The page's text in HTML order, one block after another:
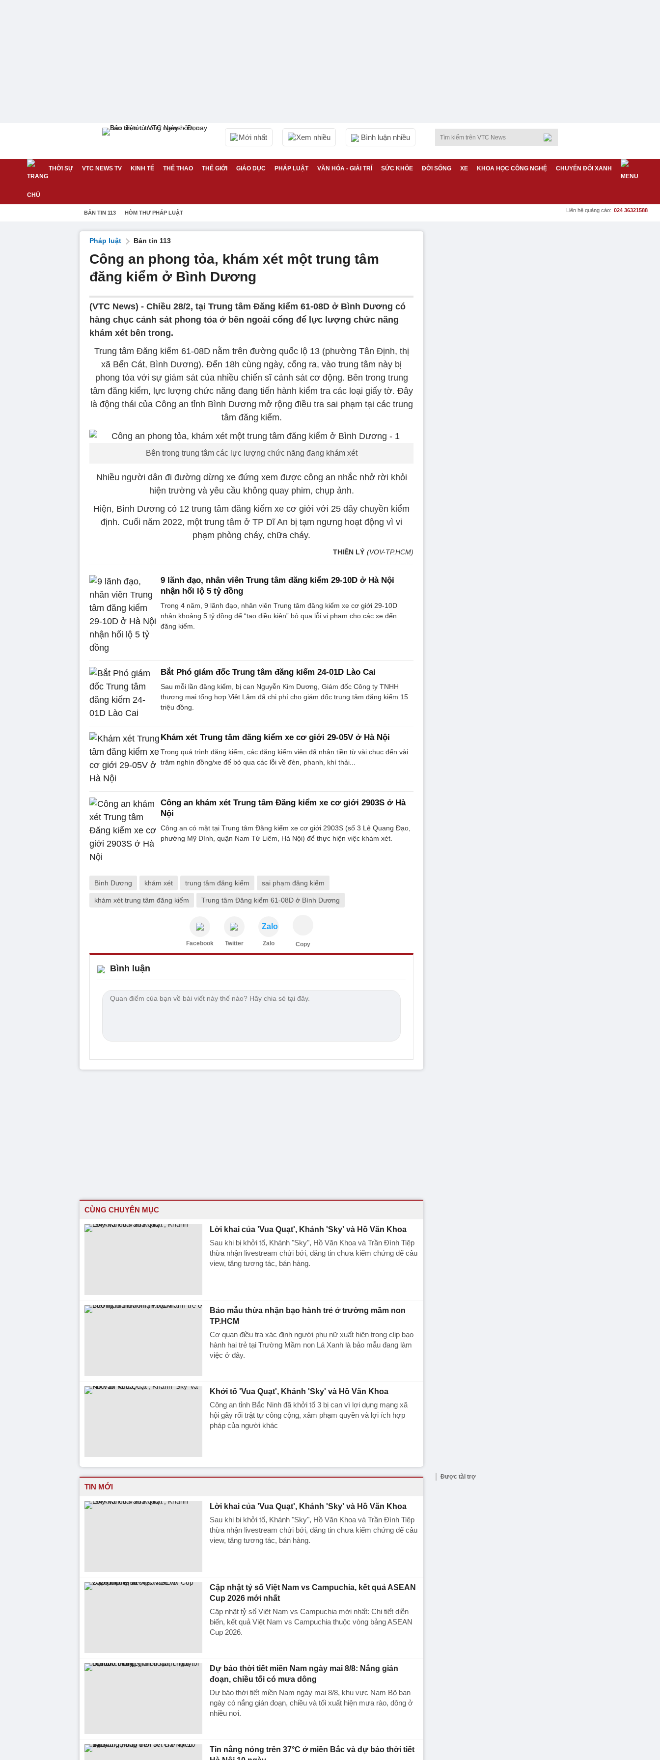
Mới nhất Xem nhiều Bình luận nhiều
THỜI SỰ VTC NEWS TV KINH TẾ THỂ THAO THẾ GIỚI GIÁO DỤC PHÁP LUẬT VĂN HÓA - GIẢI TRÍ SỨC KHỎE ĐỜI SỐNG XE KHOA HỌC CÔNG NGHỆ CHUYỂN ĐỔI XANH
BẢN TIN 113 HÒM THƯ PHÁP LUẬT Liên hệ quảng cáo: 024 36321588
Pháp luật Bản tin 113
Công an phong tỏa, khám xét một trung tâm
đăng kiểm ở Bình Dương
(VTC News) - Chiều 28/2, tại Trung tâm Đăng kiểm 61-08D ở Bình Dương có
hàng chục cảnh sát phong tỏa ở bên ngoài cổng để lực lượng chức năng
khám xét bên trong.
Trung tâm Đăng kiểm 61-08D nằm trên đường quốc lộ 13 (phường Tân Định, thị
xã Bến Cát, Bình Dương). Đến 18h cùng ngày, cổng ra, vào trung tâm này bị
phong tỏa với sự giám sát của nhiều chiến sĩ cảnh sát cơ động. Bên trong trung
tâm đăng kiểm, lực lượng chức năng đang tiến hành kiểm tra các loại giấy tờ. Đây
là động thái của Công an tỉnh Bình Dương mở rộng điều tra sai phạm tại các trung
tâm đăng kiểm.
Bên trong trung tâm các lực lượng chức năng đang khám xét
Nhiều người dân đi đường dừng xe đứng xem được công an nhắc nhở rời khỏi
hiện trường và yêu cầu không quay phim, chụp ảnh.
Hiện, Bình Dương có 12 trung tâm đăng kiểm xe cơ giới với 25 dây chuyền kiểm
định. Cuối năm 2022, một trung tâm ở TP Dĩ An bị tạm ngưng hoạt động vì vi
phạm phòng cháy, chữa cháy.
THIÊN LÝ (VOV-TP.HCM)
9 lãnh đạo, nhân viên Trung tâm đăng kiểm 29-10D ở Hà Nội
nhận hối lộ 5 tỷ đồng
Trong 4 năm, 9 lãnh đạo, nhân viên Trung tâm đăng kiểm xe cơ giới 29-10D
nhận khoảng 5 tỷ đồng để “tạo điều kiện” bỏ qua lỗi vi phạm cho các xe đến
đăng kiểm.
Bắt Phó giám đốc Trung tâm đăng kiểm 24-01D Lào Cai
Sau mỗi lần đăng kiểm, bị can Nguyễn Kim Dương, Giám đốc Công ty TNHH
thương mại tổng hợp Việt Lâm đã chi phí cho giám đốc trung tâm đăng kiểm 15
triệu đồng.
Khám xét Trung tâm đăng kiểm xe cơ giới 29-05V ở Hà Nội
Trong quá trình đăng kiểm, các đăng kiểm viên đã nhận tiền từ vài chục đến vài
trăm nghìn đồng/xe để bỏ qua các lỗi về đèn, phanh, khí thải...
Công an khám xét Trung tâm Đăng kiểm xe cơ giới 2903S ở Hà
Nội
Công an có mặt tại Trung tâm Đăng kiểm xe cơ giới 2903S (số 3 Lê Quang Đạo,
phường Mỹ Đình, quận Nam Từ Liêm, Hà Nội) để thực hiện việc khám xét.
Bình Dương khám xét trung tâm đăng kiểm sai phạm đăng kiểm
khám xét trung tâm đăng kiểm Trung tâm Đăng kiểm 61-08D ở Bình Dương
Facebook Twitter
Zalo
Zalo Copy
Bình luận
CÙNG CHUYÊN MỤC
Lời khai của 'Vua Quạt', Khánh 'Sky' và Hồ Văn Khoa
Sau khi bị khởi tố, Khánh "Sky", Hồ Văn Khoa và Trần Đình Tiệp
thừa nhận livestream chửi bới, đăng tin chưa kiểm chứng để câu
view, tăng tương tác, bán hàng.
Bảo mẫu thừa nhận bạo hành trẻ ở trường mầm non
TP.HCM
Cơ quan điều tra xác định người phụ nữ xuất hiện trong clip bạo
hành hai trẻ tại Trường Mầm non Lá Xanh là bảo mẫu đang làm
việc ở đây.
Khởi tố 'Vua Quạt', Khánh 'Sky' và Hồ Văn Khoa
Công an tỉnh Bắc Ninh đã khởi tố 3 bị can vì lợi dụng mạng xã
hội gây rối trật tự công cộng, xâm phạm quyền và lợi ích hợp
pháp của người khác
TIN MỚI
Lời khai của 'Vua Quạt', Khánh 'Sky' và Hồ Văn Khoa
Sau khi bị khởi tố, Khánh "Sky", Hồ Văn Khoa và Trần Đình Tiệp
thừa nhận livestream chửi bới, đăng tin chưa kiểm chứng để câu
view, tăng tương tác, bán hàng.
Cập nhật tỷ số Việt Nam vs Campuchia, kết quả ASEAN
Cup 2026 mới nhất
Cập nhật tỷ số Việt Nam vs Campuchia mới nhất: Chi tiết diễn
biến, kết quả Việt Nam vs Campuchia thuộc vòng bảng ASEAN
Cup 2026.
Dự báo thời tiết miền Nam ngày mai 8/8: Nắng gián
đoạn, chiều tối có mưa dông
Dự báo thời tiết miền Nam ngày mai 8/8, khu vực Nam Bộ ban
ngày có nắng gián đoạn, chiều và tối xuất hiện mưa rào, dông ở
nhiều nơi.
Tin nắng nóng trên 37°C ở miền Bắc và dự báo thời tiết
Được tài trợ